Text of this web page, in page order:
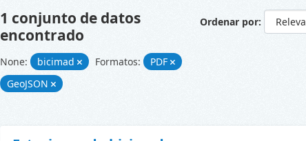
Ordenar por
1 conjunto de datos
encontrado
None: bicimad Formatos:
PDF
GeoJSON